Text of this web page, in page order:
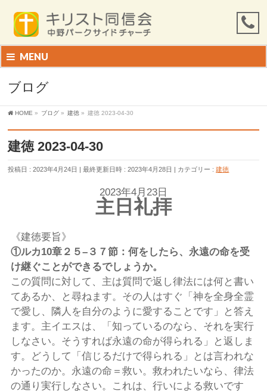
MENU
ブログ
HOME » ブログ » 建徳 » 建徳 2023-04-30
建徳 2023-04-30
投稿日 : 2023年4月24日 最終更新日時 : 2023年4月28日 カテゴリー :建徳
2023年4月23日
主日礼拝
《建徳要旨》
①ルカ10章２５– ３７節：何をしたら、永遠の命を受
け継ぐことができるでしょうか。
この質問に対して、主は質問で返し律法には何と書い
てあるか、と尋ねます。その人はすぐ「神を全身全霊
で愛し、隣人を自分のように愛することです」と答え
ます。主イエスは、「知っているのなら、それを実行
しなさい。そうすれば永遠の命が得られる」と返しま
す。どうして「信じるだけで得られる」とは言われな
かったのか。永遠の命＝救い。救われたいなら、律法
の通り実行しなさい。これは、行いによる救いです